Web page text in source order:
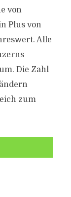
von
Plus von
Alle
Die Zahl
zum